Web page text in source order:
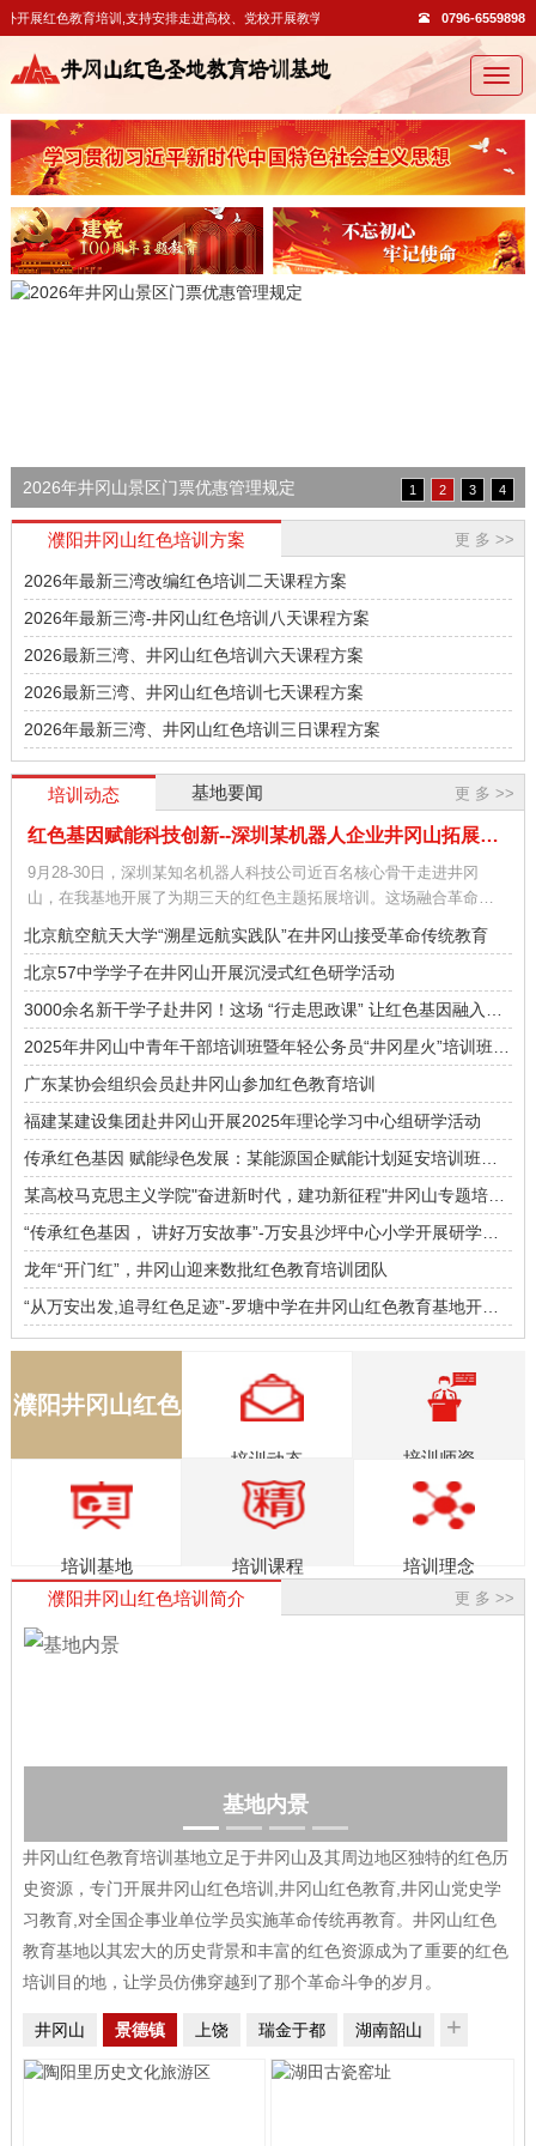
红色教育培训,支持安排走进高校、党校开展教学活动。 0796-6559898
切
换
导
航
2026年井冈山景区门票优惠管理规定 1 2 3 4
濮阳井冈山红色培训方案 更 多 >>
2026年最新三湾改编红色培训二天课程方案
2026年最新三湾-井冈山红色培训八天课程方案
2026最新三湾、井冈山红色培训六天课程方案
2026最新三湾、井冈山红色培训七天课程方案
2026年最新三湾、井冈山红色培训三日课程方案
培训动态 基地要闻 更 多 >>
红色基因赋能科技创新--深圳某机器人企业井冈山拓展培训圆满落幕
9月28-30日，深圳某知名机器人科技公司近百名核心骨干走进井冈
山，在我基地开展了为期三天的红色主题拓展培训。这场融合革命精
神传承与团队效能提升的特色培训，让科技精英们在[详情]
北京航空航天大学“溯星远航实践队”在井冈山接受革命传统教育
北京57中学学子在井冈山开展沉浸式红色研学活动
3000余名新干学子赴井冈！这场 “行走思政课” 让红色基因融入青
春血脉
2025年井冈山中青年干部培训班暨年轻公务员“井冈星火”培训班
（第四期）开班
广东某协会组织会员赴井冈山参加红色教育培训
福建某建设集团赴井冈山开展2025年理论学习中心组研学活动
传承红色基因 赋能绿色发展：某能源国企赋能计划延安培训班圆
满结束
某高校马克思主义学院"奋进新时代，建功新征程"井冈山专题培训
班
“传承红色基因， 讲好万安故事”-万安县沙坪中心小学开展研学实
践活动
龙年“开门红”，井冈山迎来数批红色教育培训团队
“从万安出发,追寻红色足迹”-罗塘中学在井冈山红色教育基地开展
研学实践活动
濮阳井冈山红色
教育
培训动态 培训师资
培训基地 培训课程 培训理念
濮阳井冈山红色培训简介 更 多 >>
基地内景
井冈山红色教育培训基地立足于井冈山及其周边地区独特的红色历
史资源，专门开展井冈山红色培训,井冈山红色教育,井冈山党史学
习教育,对全国企事业单位学员实施革命传统再教育。井冈山红色
教育基地以其宏大的历史背景和丰富的红色资源成为了重要的红色
培训目的地，让学员仿佛穿越到了那个革命斗争的岁月。
井冈山 景德镇 上饶 瑞金于都 湖南韶山 +